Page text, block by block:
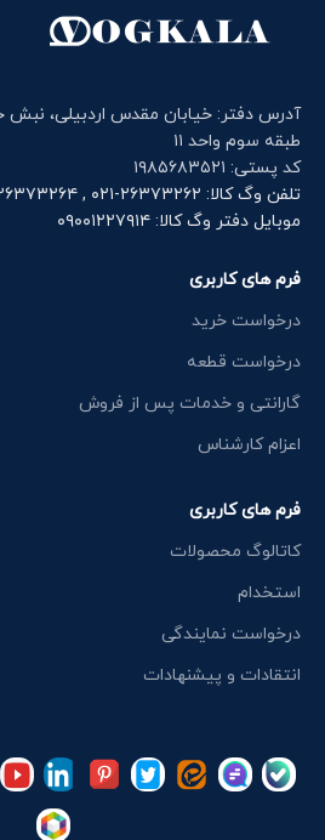
طبقه سوم واحد ۱۱
کد پستی: ۱۹۸۵۶۸۳۵۲۱
تلفن وگ کالا: ۲۶۳۷۳۲۶۲-۰۲۱ , ۲۶۳۷۳۲۶۴-۰۲۱
موبایل دفتر وگ کالا: ۰۹۰۰۱۲۲۷۹۱۴
فرم های کاربری
درخواست خرید
درخواست قطعه
گارانتی و خدمات پس از فروش
اعزام کارشناس
فرم های کاربری
کاتالوگ محصولات
استخدام
درخواست نمایندگی
انتقادات و پیشنهادات